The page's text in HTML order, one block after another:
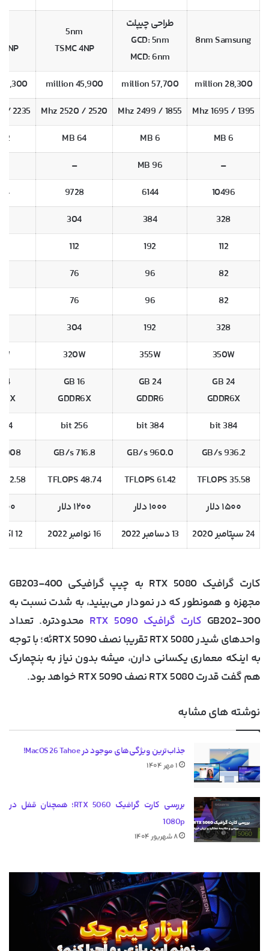
8nm Samsung
طراحی چیپلت
GCD: 5nm
MCD: 6nm
5nm
TSMC 4NP
4NP
28,300 million
57,700 million
45,900 million
76,300 million
1395 / 1695 Mhz
1855 / 2499 Mhz
2520 / 2520 Mhz
2235 / 2520 Mhz
6 MB
6 MB
64 MB
72 MB
–
96 MB
–
10496
6144
9728
328
384
304
112
192
112
82
96
76
82
96
76
328
192
304
350W
355W
320W
24 GB
GDDR6X
24 GB
GDDR6
16 GB
GDDR6X
24 GB
384 bit
384 bit
256 bit
bit
936.2 GB/s
960.0 GB/s
716.8 GB/s
GB/s
35.58 TFLOPS
61.42 TFLOPS
48.74 TFLOPS
82.58 TFLOPS
۱۵۰۰ دلار
۱۰۰۰ دلار ۱۲۰۰ دلار
۱۶۰۰
24 سپتامبر 2020
13 دسامبر 2022 16 نوامبر 2022 12 اکتبر 2022
کارت گرافیک RTX 5080 به چیپ گرافیکی GB203-400
مجهزه و همونطور که در نمودار می‌بینید، به شدت نسبت به
GB202-300 کارت گرافیک RTX 5090
محدودتره. تعداد
واحدهای شیدر RTX 5080 تقریبا نصف RTX 5090ئه؛ با توجه
به اینکه معماری یکسانی دارن، میشه بدون نیاز به بنچمارک
هم گفت قدرت RTX 5080 نصف RTX 5090 خواهد بود.
نوشته های مشابه
جذاب‌ترین ویژگی‌های موجود در MacOS 26 Tahoe!
۱ مهر ۱۴۰۴
بررسی کارت گرافیک RTX 5060؛ همچنان قفل در
1080p
۸ شهریور ۱۴۰۴